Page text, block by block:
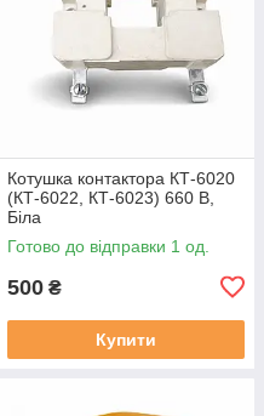
Котушка контактора КТ-6020
(КТ-6022, КТ-6023) 660 В,
Біла
Готово до відправки 1 од.
500 ₴
Купити